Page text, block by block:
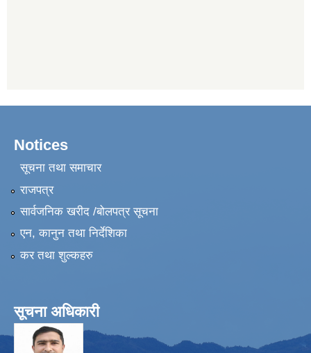
Notices
सूचना तथा समाचार
राजपत्र
सार्वजनिक खरीद /बोलपत्र सूचना
एन, कानुन तथा निर्देशिका
कर तथा शुल्कहरु
सूचना अधिकारी